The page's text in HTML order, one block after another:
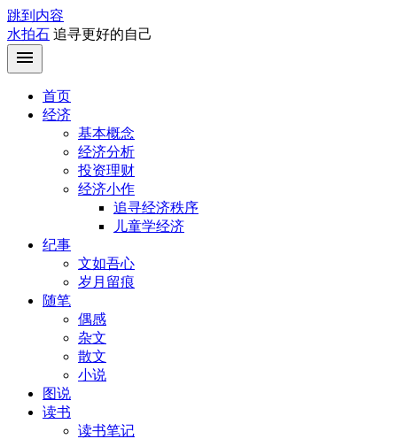
跳到内容
水拍石 追寻更好的自己
首页
经济
基本概念
经济分析
投资理财
经济小作
追寻经济秩序
儿童学经济
纪事
文如吾心
岁月留痕
随笔
偶感
杂文
散文
小说
图说
读书
读书笔记